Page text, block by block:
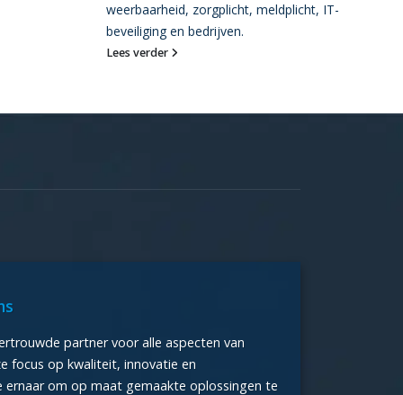
weerbaarheid, zorgplicht, meldplicht, IT-
beveiliging en bedrijven.
Lees verder
partner voor alle aspecten van
focus op kwaliteit, innovatie en
ernaar om op maat gemaakte oplossingen te